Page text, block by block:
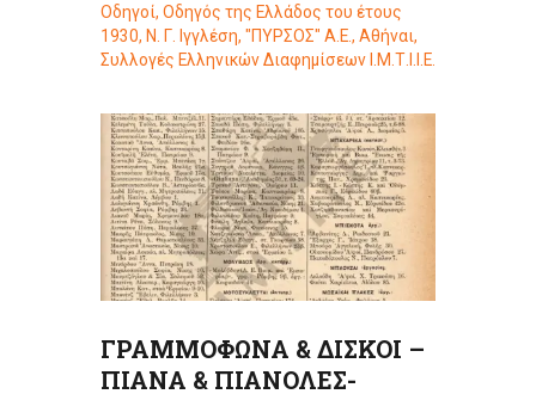
Οδηγοί, Οδηγός της Ελλάδος του έτους
1930, Ν. Γ. Ιγγλέση, "ΠΥΡΣΟΣ" Α.Ε., Αθήναι,
Συλλογές Ελληνικών Διαφημίσεων Ι.Μ.Τ.Ι.Ι.Ε.
ΓΡΑΜΜΟΦΩΝΑ & ΔΙΣΚΟΙ –
ΠΙΑΝΑ & ΠΙΑΝΟΛΕΣ-